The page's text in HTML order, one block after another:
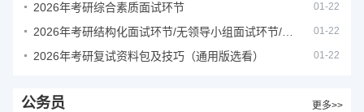
2026年考研综合素质面试环节 01-22
01-22
2026年考研复试资料包及技巧（通用版选看） 01-22
公务员 更多>>